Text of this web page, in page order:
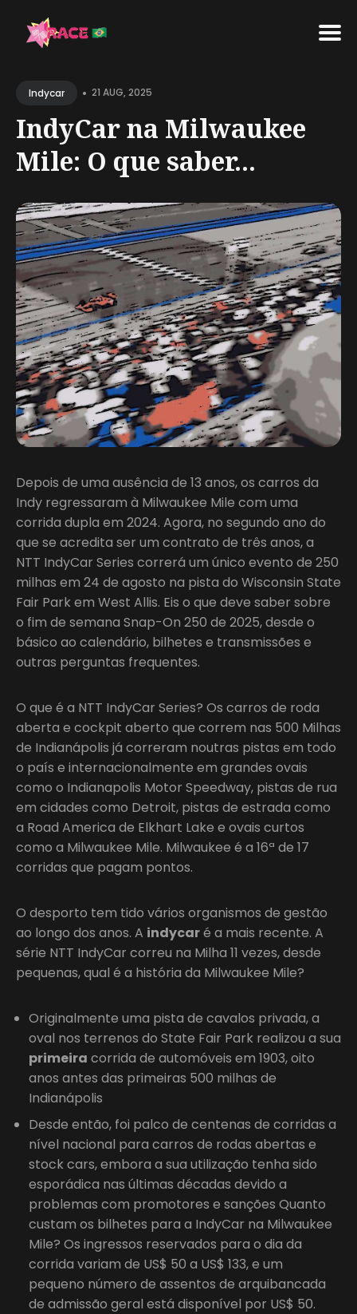
forIndycar • 21 AUG, 2025
IndyCar na Milwaukee
Mile: O que saber...
Depois de uma ausência de 13 anos, os carros da
Indy regressaram à Milwaukee Mile com uma
corrida dupla em 2024. Agora, no segundo ano do
que se acredita ser um contrato de três anos, a
NTT IndyCar Series correrá um único evento de 250
milhas em 24 de agosto na pista do Wisconsin State
Fair Park em West Allis. Eis o que deve saber sobre
o fim de semana Snap-On 250 de 2025, desde o
básico ao calendário, bilhetes e transmissões e
outras perguntas frequentes.
O que é a NTT IndyCar Series? Os carros de roda
aberta e cockpit aberto que correm nas 500 Milhas
de Indianápolis já correram noutras pistas em todo
o país e internacionalmente em grandes ovais
como o Indianapolis Motor Speedway, pistas de rua
em cidades como Detroit, pistas de estrada como
a Road America de Elkhart Lake e ovais curtos
como a Milwaukee Mile. Milwaukee é a 16ª de 17
corridas que pagam pontos.
O desporto tem tido vários organismos de gestão
ao longo dos anos. A indycaré a mais recente. A
série NTT IndyCar correu na Milha 11 vezes, desde
pequenas, qual é a história da Milwaukee Mile?
Originalmente uma pista de cavalos privada, a
oval nos terrenos do State Fair Park realizou a sua
primeira corrida de automóveis em 1903, oito
anos antes das primeiras 500 milhas de
Indianápolis
Desde então, foi palco de centenas de corridas a
nível nacional para carros de rodas abertas e
stock cars, embora a sua utilização tenha sido
esporádica nas últimas décadas devido a
problemas com promotores e sanções Quanto
custam os bilhetes para a IndyCar na Milwaukee
Mile? Os ingressos reservados para o dia da
corrida variam de US$ 50 a US$ 133, e um
pequeno número de assentos de arquibancada
de admissão geral está disponível por US$ 50.